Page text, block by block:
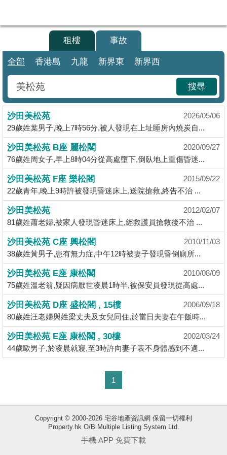
搵
樓/
成
交
業
主
放
盤
宅
谷
按
揭
地
產
博
客
地
產
新
租樓 事故
全部 香港島 九龍 新界東 新界西
搜尋
沙田美松苑
2026/05/06
29歲姓葉男子,晚上7時56分,被人發現在上址睡房內燒炭自...
沙田美松苑 B座 麗松閣
2020/09/27
76歲姓周女子,早上8時04分從高處墮下,倒臥地上重傷昏迷...
沙田美松苑 F座 樂松閣
2015/09/22
22歲青年,晚上9時許被發現昏迷床上,送院搶救,終告不治 ...
沙田美松苑
2012/02/07
81歲姓蕭老婦,被家人發現昏迷床上,經救護員搶救後不治 ...
沙田美松苑 C座 興松閣
2010/11/03
38歲姓黃男子,患有無力症,中午12時被妻子發現昏倒廁所...
沙田美松苑 E座 康松閣
2010/08/09
75歲姓溫老翁,疑因病厭世凌晨1時半,被保安員發現從高處...
沙田美松苑 D座 盛松閣 , 15樓
2006/09/18
80歲姓汪老婦與姓梁丈夫及女兒同住,於當日夫妻在午飯時...
沙田美松苑 E座 康松閣 , 30樓
2002/03/24
44歲歐男子,於凌晨就寢,至3時許向妻子表不身體感到不適...
1
Copyright © 2000-2026 宅谷地產資訊網 保留一切權利
Property.hk O/B Multiple Listing System Ltd.
手機 APP 免費下載